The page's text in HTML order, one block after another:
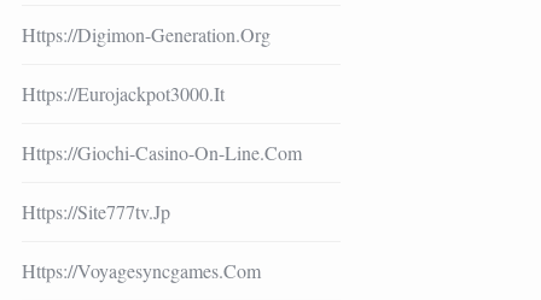
Https://digimon-Generation.org
Https://eurojackpot3000.it
Https://giochi-Casino-On-Line.com
Https://site777tv.jp
Https://voyagesyncgames.com